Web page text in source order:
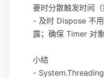
要时分散触发时间（
- 及时 Dispose 不
露；确保 Timer 对
小结
-